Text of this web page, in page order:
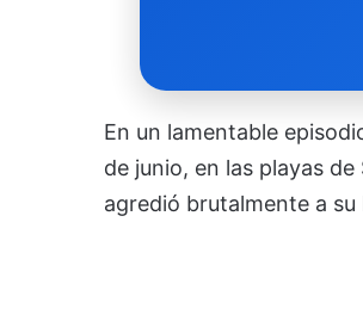
En un lamentable
de junio, en las playas
agredió brutalmente a su